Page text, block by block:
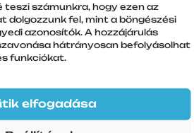
számunkra, hogy ezen az
dolgozzunk fel, mint a böngészési
azonosítók. A hozzájárulás
hátrányosan befolyásolhat
funkciókat.
elfogadása